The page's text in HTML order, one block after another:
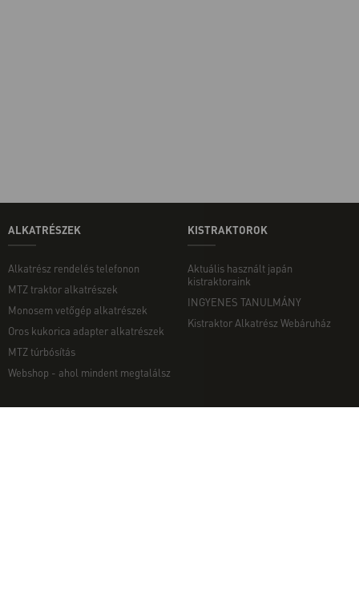
ALKATRÉSZEK
Alkatrész rendelés telefonon
MTZ traktor alkatrészek
Monosem vetőgép alkatrészek
Oros kukorica adapter alkatrészek
MTZ túrbósítás
Webshop - ahol mindent megtalálsz
KISTRAKTOROK
Aktuális használt japán
kistraktoraink
INGYENES TANULMÁNY
Kistraktor Alkatrész Webáruház